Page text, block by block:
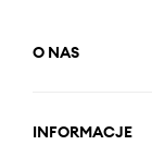
O NAS
INFORMACJE